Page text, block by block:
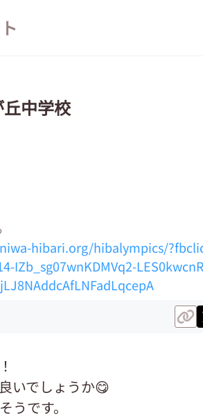
中学校
hibari.org/hibalympics/
IZb_sg07wnKDMVq2-
いでしょうか😋
うです。